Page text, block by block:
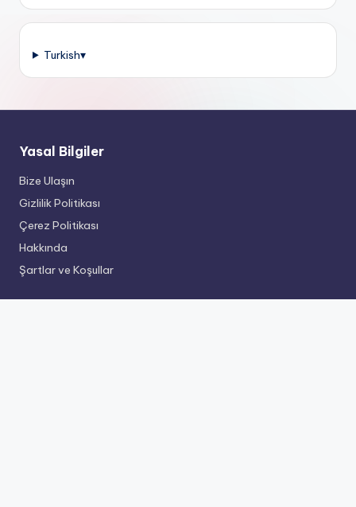
Turkish▾
Yasal Bilgiler
Bize Ulaşın
Gizlilik Politikası
Çerez Politikası
Hakkında
Şartlar ve Koşullar